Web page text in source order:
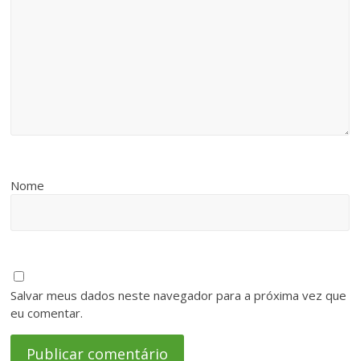
Nome
Salvar meus dados neste navegador para a próxima vez que
eu comentar.